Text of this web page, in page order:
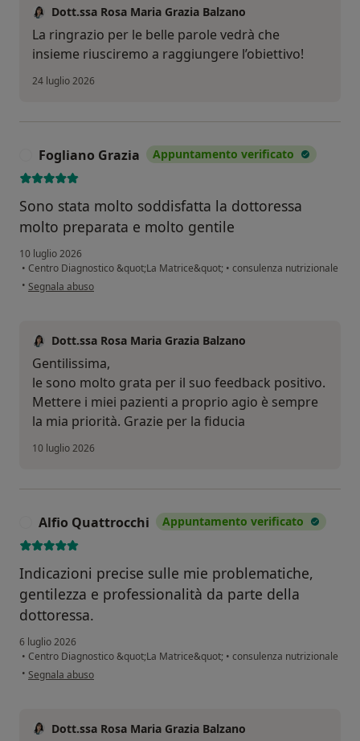
Dott.ssa Rosa Maria Grazia Balzano
La ringrazio per le belle parole vedrà che
insieme riusciremo a raggiungere l’obiettivo!
24 luglio 2026
Fogliano Grazia Appuntamento verificato
Sono stata molto soddisfatta la dottoressa
molto preparata e molto gentile
10 luglio 2026
• Centro Diagnostico &quot;La Matrice&quot; • consulenza nutrizionale
• secondo l'opinione dell'utente Fogliano Grazia
Segnala abuso
Dott.ssa Rosa Maria Grazia Balzano
Gentilissima,
le sono molto grata per il suo feedback positivo.
Mettere i miei pazienti a proprio agio è sempre
la mia priorità. Grazie per la fiducia
10 luglio 2026
Alfio Quattrocchi Appuntamento verificato
Indicazioni precise sulle mie problematiche,
gentilezza e professionalità da parte della
dottoressa.
6 luglio 2026
• Centro Diagnostico &quot;La Matrice&quot; • consulenza nutrizionale
• secondo l'opinione dell'utente Alfio Quattrocchi
Segnala abuso
Dott.ssa Rosa Maria Grazia Balzano